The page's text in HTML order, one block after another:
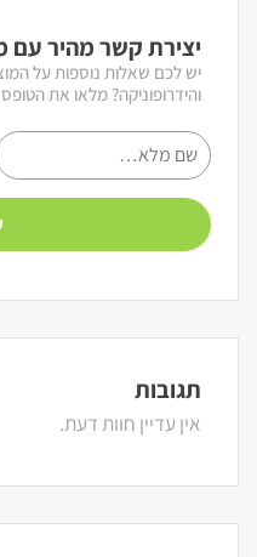
יצירת קשר מהיר עם
יש לכם שאלות נוספות על
והידרופוניקה? מלאו את
תגובות
אין עדיין חוות דעת.